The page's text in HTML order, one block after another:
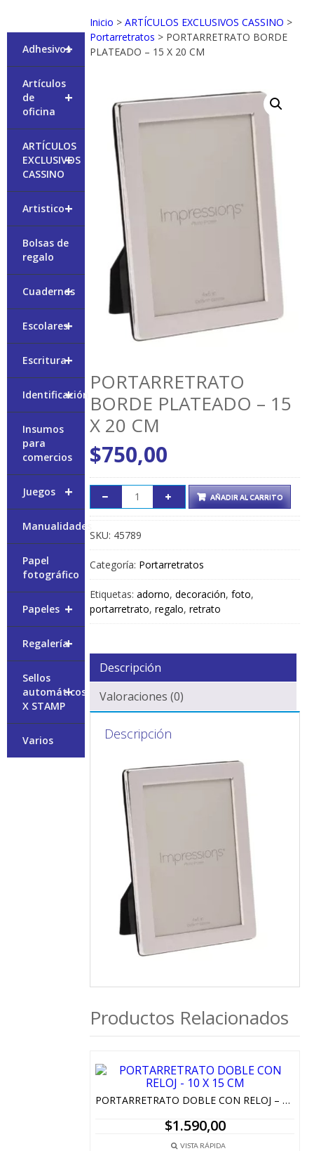
Inicio >ARTÍCULOS EXCLUSIVOS CASSINO >
Portarretratos > PORTARRETRATO BORDE
PLATEADO – 15 X 20 CM
PORTARRETRATO
BORDE PLATEADO – 15
X 20 CM
$750,00
AÑADIR AL CARRITO
SKU: 45789
Categoría: Portarretratos
Etiquetas:adorno,decoración,foto,
portarretrato,regalo,retrato
Descripción
Valoraciones (0)
Descripción
Productos Relacionados
PORTARRETRATO DOBLE CON RELOJ – 10 X 15 CM
$1.590,00
VISTA RÁPIDA
+
Adhesivos
+
Artículos
de
oficina
+
ARTÍCULOS
EXCLUSIVOS
CASSINO
+
Artistico
Bolsas de
regalo
+
Cuadernos
+
Escolares
+
Escritura
+
Identificación
Insumos
para
comercios
+
Juegos
Manualidades
Papel
fotográfico
+
Papeles
+
Regalería
+
Sellos
automáticos
X STAMP
Varios